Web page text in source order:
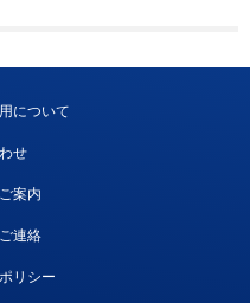
について
せ
案内
連絡
リシー